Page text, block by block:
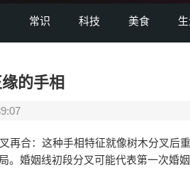
常识 科技 美食
的手相
合：这种手相特征就像树木分叉后
。婚姻线初段分叉可能代表第一次婚